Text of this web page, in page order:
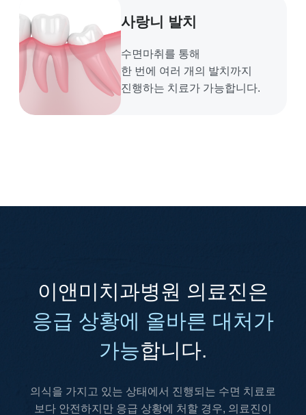
사랑니 발치
수면마취를 통해
한 번에 여러 개의 발치까지
진행하는 치료가 가능합니다.
이앤미치과병원 의료진은
응급 상황에 올바른 대처가
가능합니다.
의식을 가지고 있는 상태에서 진행되는 수면 치료로
보다 안전하지만 응급 상황에 처할 경우, 의료진이